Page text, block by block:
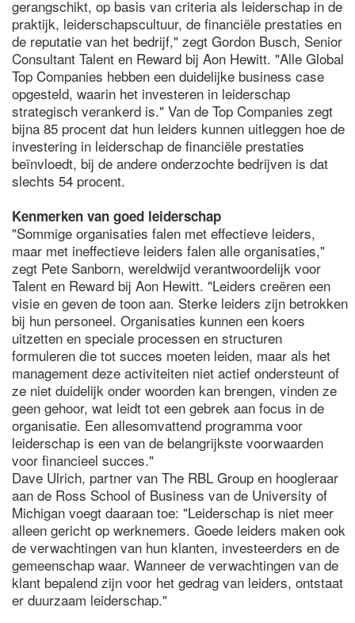
gerangschikt, op basis van criteria als leiderschap in de
praktijk, leiderschapscultuur, de financiële prestaties en
de reputatie van het bedrijf," zegt Gordon Busch, Senior
Consultant Talent en Reward bij Aon Hewitt. "Alle Global
Top Companies hebben een duidelijke business case
opgesteld, waarin het investeren in leiderschap
strategisch verankerd is." Van de Top Companies zegt
bijna 85 procent dat hun leiders kunnen uitleggen hoe de
investering in leiderschap de financiële prestaties
beïnvloedt, bij de andere onderzochte bedrijven is dat
slechts 54 procent.
Kenmerken van goed leiderschap
"Sommige organisaties falen met effectieve leiders,
maar met ineffectieve leiders falen alle organisaties,"
zegt Pete Sanborn, wereldwijd verantwoordelijk voor
Talent en Reward bij Aon Hewitt. "Leiders creëren een
visie en geven de toon aan. Sterke leiders zijn betrokken
bij hun personeel. Organisaties kunnen een koers
uitzetten en speciale processen en structuren
formuleren die tot succes moeten leiden, maar als het
management deze activiteiten niet actief ondersteunt of
ze niet duidelijk onder woorden kan brengen, vinden ze
geen gehoor, wat leidt tot een gebrek aan focus in de
organisatie. Een allesomvattend programma voor
leiderschap is een van de belangrijkste voorwaarden
voor financieel succes."
Dave Ulrich, partner van The RBL Group en hoogleraar
aan de Ross School of Business van de University of
Michigan voegt daaraan toe: "Leiderschap is niet meer
alleen gericht op werknemers. Goede leiders maken ook
de verwachtingen van hun klanten, investeerders en de
gemeenschap waar. Wanneer de verwachtingen van de
klant bepalend zijn voor het gedrag van leiders, ontstaat
er duurzaam leiderschap."